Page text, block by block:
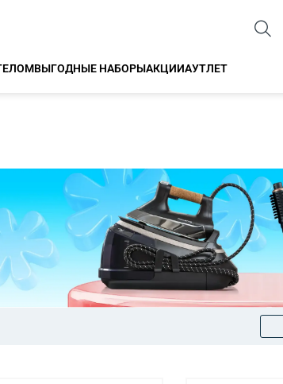
ВЫГОДНЫЕ НАБОРЫАКЦИИАУТЛЕТ